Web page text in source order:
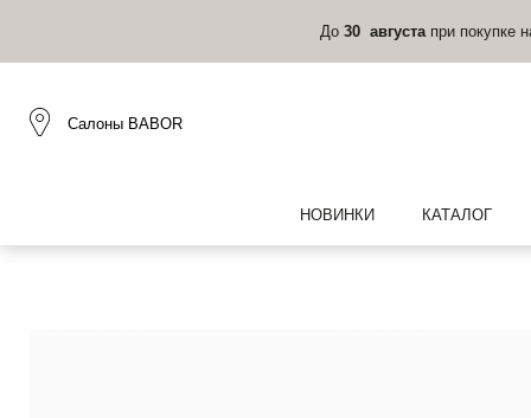
До 30 августа при покупке
Салоны BABOR
НОВИНКИ КАТАЛОГ